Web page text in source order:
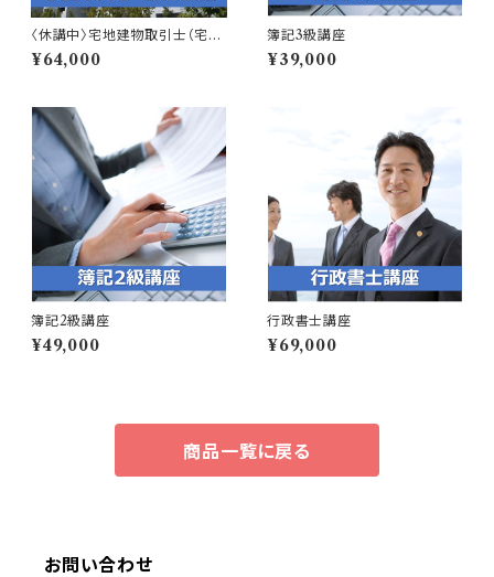
〈休講中〉宅地建物取引士（宅建
士） 短期合格講座
¥64,000
簿記3級講座
¥39,000
簿記2級講座
¥49,000
行政書士講座
¥69,000
商品一覧に戻る
お問い合わせ